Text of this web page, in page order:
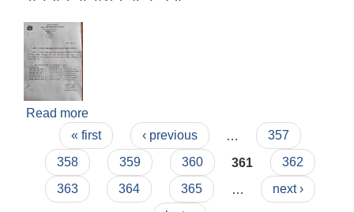
Read more
अभियान संचालन सम्बन्धमा
Pages« first ‹ previous
357
358
359 360 361
362
363
364 365
next ›